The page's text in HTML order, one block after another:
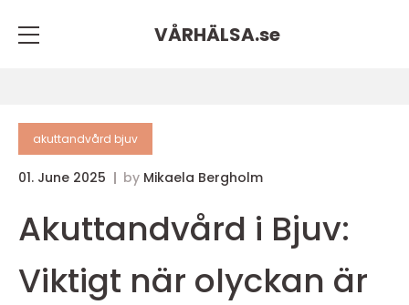
VÅRHÄLSA.se
akuttandvård bjuv
01. June 2025 by Mikaela Bergholm
Akuttandvård i Bjuv:
Viktigt när olyckan är